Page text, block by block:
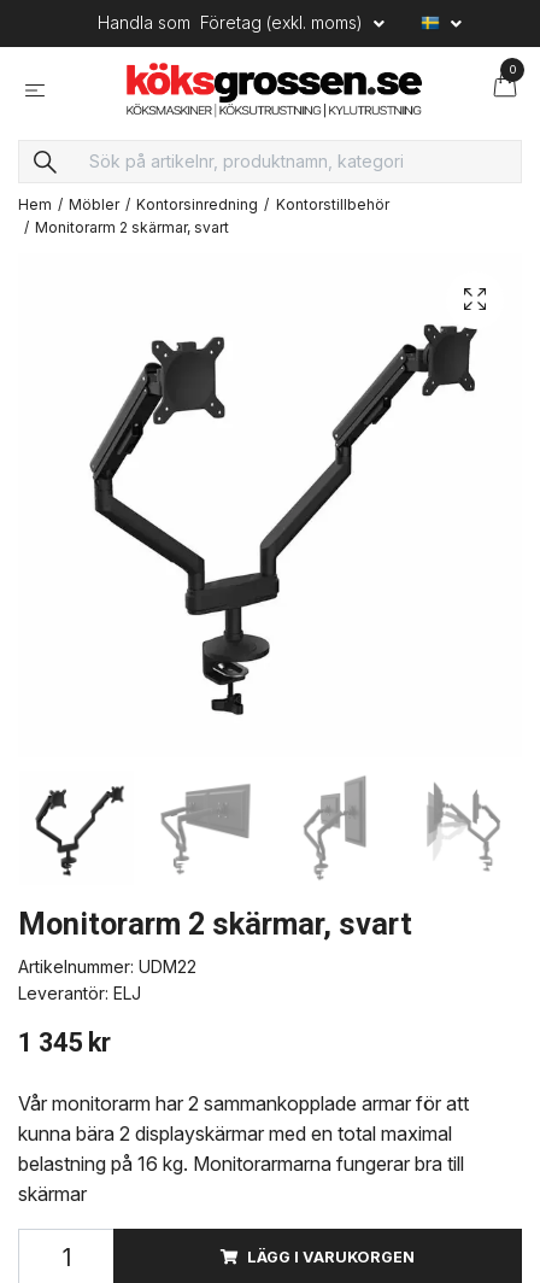
Handla som Företag (exkl. moms)
0
Hem Möbler Kontorsinredning
Kontorstillbehör
Monitorarm 2 skärmar, svart
Monitorarm 2 skärmar, svart
Artikelnummer: UDM22
Leverantör: ELJ
1 345 kr
Vår monitorarm har 2 sammankopplade armar för att
kunna bära 2 displayskärmar med en total maximal
belastning på 16 kg. Monitorarmarna fungerar bra till
skärmar
LÄGG I VARUKORGEN